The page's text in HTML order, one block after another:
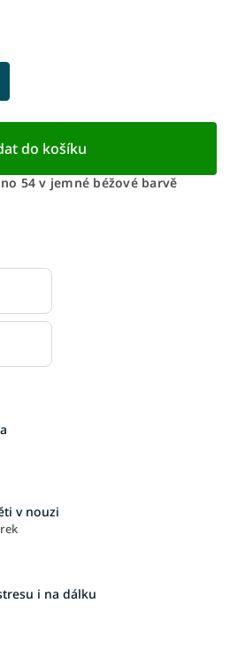
do košíku
54 v jemné béžové barvě
v nouzi
i na dálku